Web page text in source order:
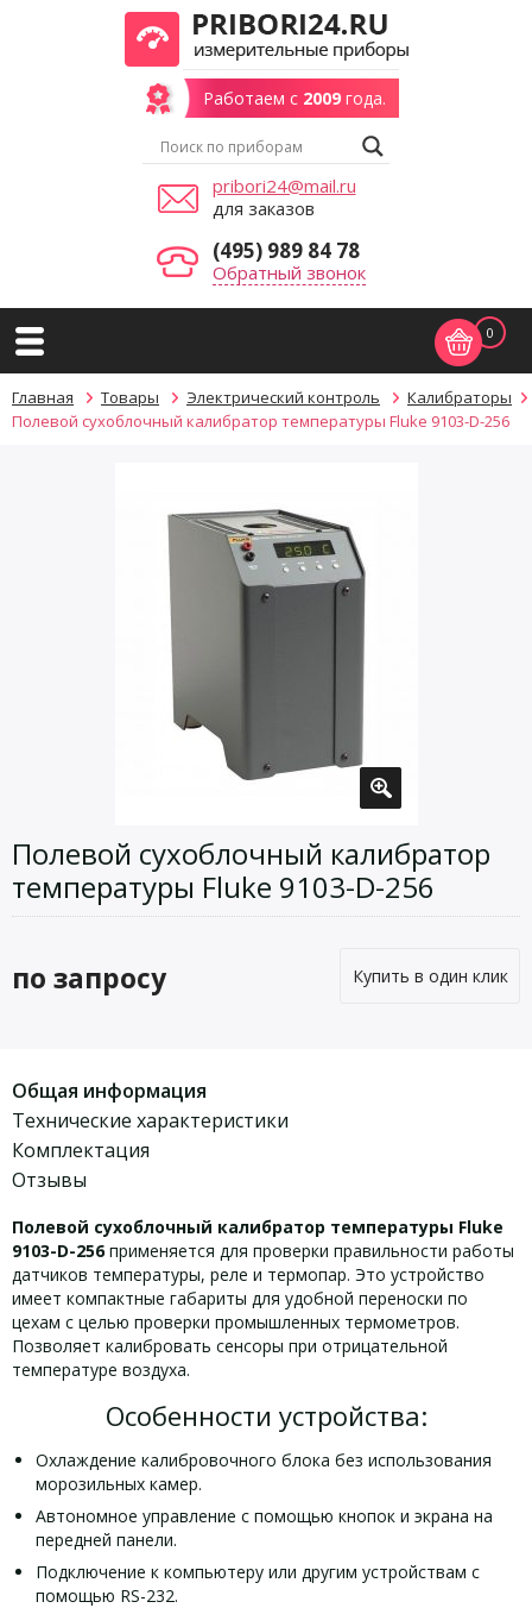
Работаем с 2009года.
pribori24@mail.ru
для заказов
(495) 989 84 78
Обратный звонок
0
Главная Товары Электрический контроль
Калибраторы
Полевой сухоблочный калибратор температуры Fluke 9103-D-256
Полевой сухоблочный калибратор
температуры Fluke 9103-D-256
по запросу Купить в один клик
Общая информация
Технические характеристики
Комплектация
Отзывы
Полевой сухоблочный калибратор температуры Fluke
9103-D-256применяется для проверки правильности работы
датчиков температуры, реле и термопар. Это устройство
имеет компактные габариты для удобной переноски по
цехам с целью проверки промышленных термометров.
Позволяет калибровать сенсоры при отрицательной
температуре воздуха.
Особенности устройства:
Охлаждение калибровочного блока без использования
морозильных камер.
Автономное управление с помощью кнопок и экрана на
передней панели.
Подключение к компьютеру или другим устройствам с
помощью RS-232.